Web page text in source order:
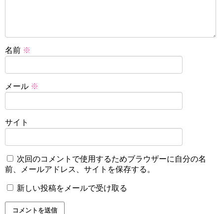
名前 ※
メール ※
サイト
次回のコメントで使用するためブラウザーに自分の名
前、メールアドレス、サイトを保存する。
新しい投稿をメールで受け取る